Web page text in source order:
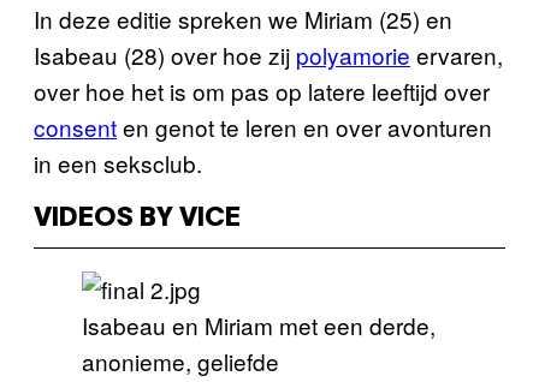
In deze editie spreken we Miriam (25) en
Isabeau (28) over hoe zij polyamorie ervaren,
over hoe het is om pas op latere leeftijd over
consenten genot te leren en over avonturen
in een seksclub.
VIDEOS BY VICE
Isabeau en Miriam met een derde,
anonieme, geliefde